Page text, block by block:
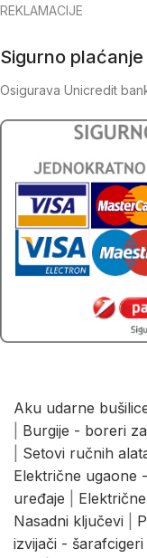
REKLAMACIJE
Sigurno
Osigurava Unicredit
Aku udarne
Burgije - boreri
Setovi ručnih
Električne ugaone
uređaje
Nasadni ključevi
izvijači - šarafcigeri